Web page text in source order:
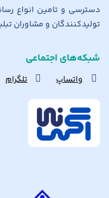
دسترسی و تامین انواع
تولیدکنندگان و مشاوران
شبکه‌های اجتماعی
واتساپ تلگرام